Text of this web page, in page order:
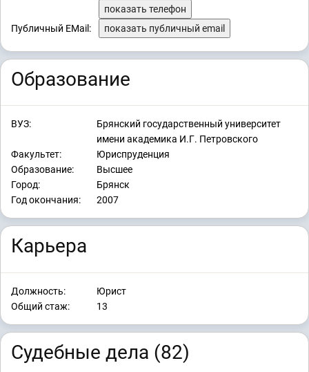
показать телефон
Публичный EMail:
показать публичный email
Образование
ВУЗ:
Брянский государственный университет
имени академика И.Г. Петровского
Факультет:
Юриспруденция
Образование:
Высшее
Город:
Брянск
Год окончания:
2007
Карьера
Должность:
Юрист
Общий стаж:
13
Судебные дела (82)